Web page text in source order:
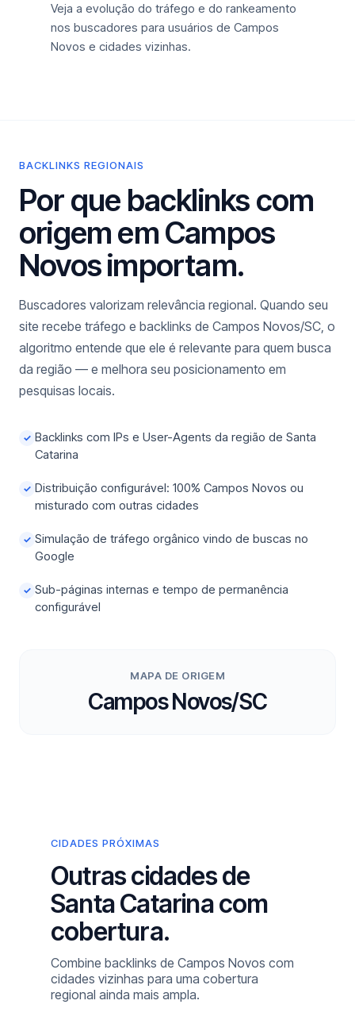
Veja a evolução do tráfego e do rankeamento
nos buscadores para usuários de Campos
Novos e cidades vizinhas.
BACKLINKS REGIONAIS
Por que backlinks com
origem em Campos
Novos importam.
Buscadores valorizam relevância regional. Quando seu
site recebe tráfego e backlinks de Campos Novos/SC, o
algoritmo entende que ele é relevante para quem busca
da região — e melhora seu posicionamento em
pesquisas locais.
✓ Backlinks com IPs e User-Agents da região de Santa
Catarina
✓ Distribuição configurável: 100% Campos Novos ou
misturado com outras cidades
✓ Simulação de tráfego orgânico vindo de buscas no
Google
✓ Sub-páginas internas e tempo de permanência
configurável
MAPA DE ORIGEM
Campos Novos/SC
CIDADES PRÓXIMAS
Outras cidades de
Santa Catarina com
cobertura.
Combine backlinks de Campos Novos com
cidades vizinhas para uma cobertura
regional ainda mais ampla.